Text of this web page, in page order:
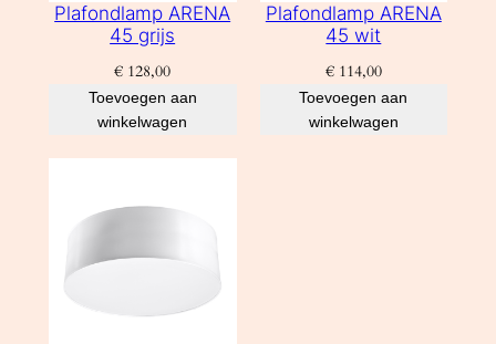
Plafondlamp ARENA
45 grijs
€ 128,00
Toevoegen aan
winkelwagen
Plafondlamp ARENA
45 wit
€114,00
Toevoegen aan
winkelwagen